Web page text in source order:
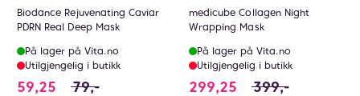
Biodance Rejuvenating Caviar
PDRN Real Deep Mask
På lager på Vita.no
Utilgjengelig i butikk
59,25 59.25 i stedet for 79 NOK, du sparer 19.75
79,-
medicube Collagen Night
Wrapping Mask
På lager på Vita.no
Utilgjengelig i butikk
299,25 299.25 i stedet
399,-